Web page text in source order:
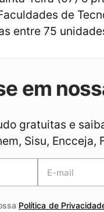
de
entre 75
em
gratuitas e
Sisu,
Política de